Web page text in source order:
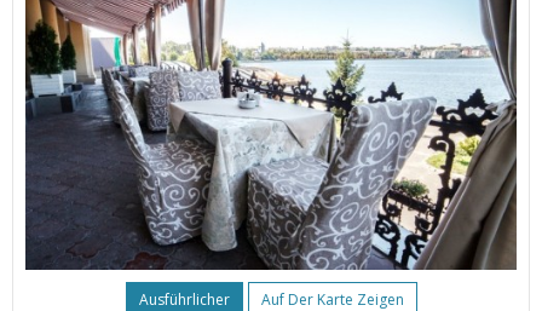
Ausführlicher Auf Der Karte Zeigen